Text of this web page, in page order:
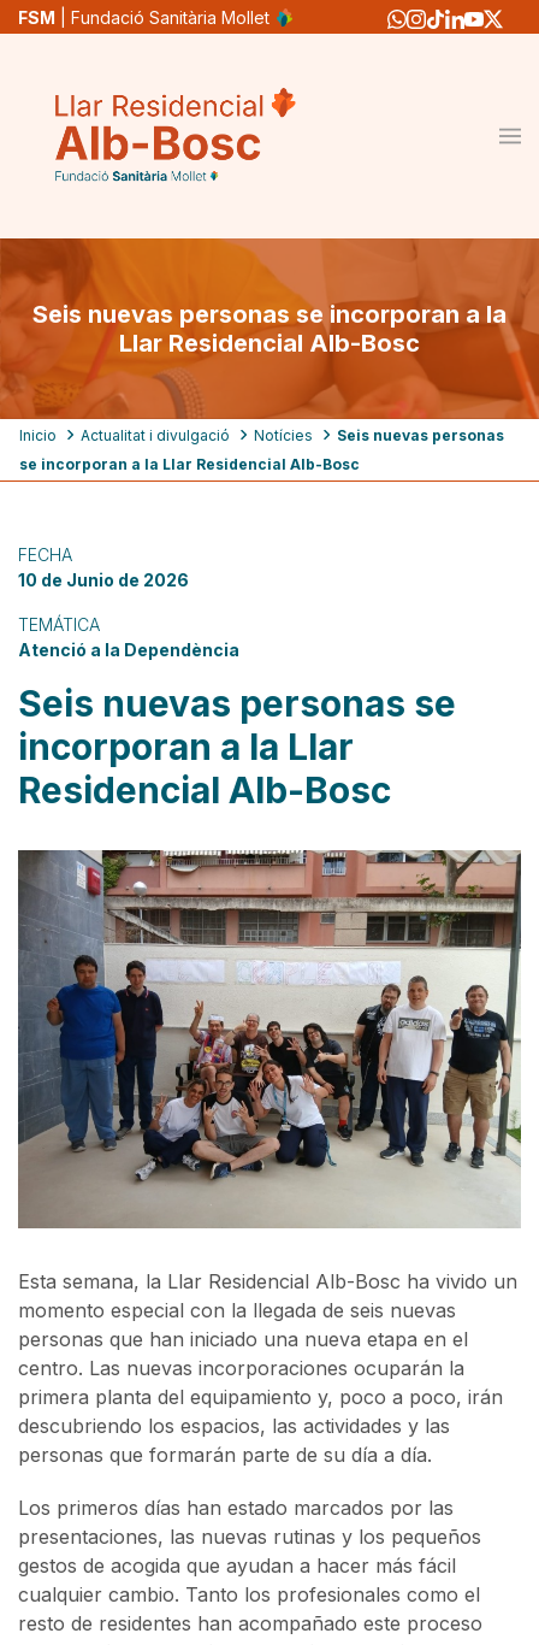
Pasar
principal
FSM | Fundació Sanitària Mollet
Seis nuevas personas se incorporan a la
Llar Residencial Alb-Bosc
Ruta
de
Inicio Actualitat i divulgació Notícies
Seis nuevas personas
se incorporan a la Llar Residencial Alb-Bosc
FECHA
10 de Junio de 2026
TEMÁTICA
Atenció a la Dependència
Seis nuevas personas se
incorporan a la Llar
Residencial Alb-Bosc
Esta semana, la Llar Residencial Alb-Bosc ha vivido un
momento especial con la llegada de seis nuevas
personas que han iniciado una nueva etapa en el
centro. Las nuevas incorporaciones ocuparán la
primera planta del equipamiento y, poco a poco, irán
descubriendo los espacios, las actividades y las
personas que formarán parte de su día a día.
Los primeros días han estado marcados por las
presentaciones, las nuevas rutinas y los pequeños
gestos de acogida que ayudan a hacer más fácil
cualquier cambio. Tanto los profesionales como el
resto de residentes han acompañado este proceso